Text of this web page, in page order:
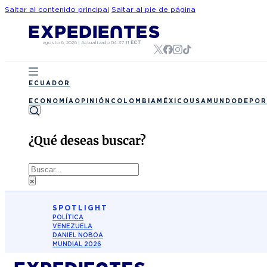
Saltar al contenido principal Saltar al pie de página
agosto 6, 2026 | Actualizado 04:37:11 ECT
ECUADOR
ECONOMÍA OPINIÓN COLOMBIA MÉXICO USA MUNDO
¿Qué deseas buscar?
Buscar
×
SPOTLIGHT
POLÍTICA
VENEZUELA
DANIEL NOBOA
MUNDIAL 2026